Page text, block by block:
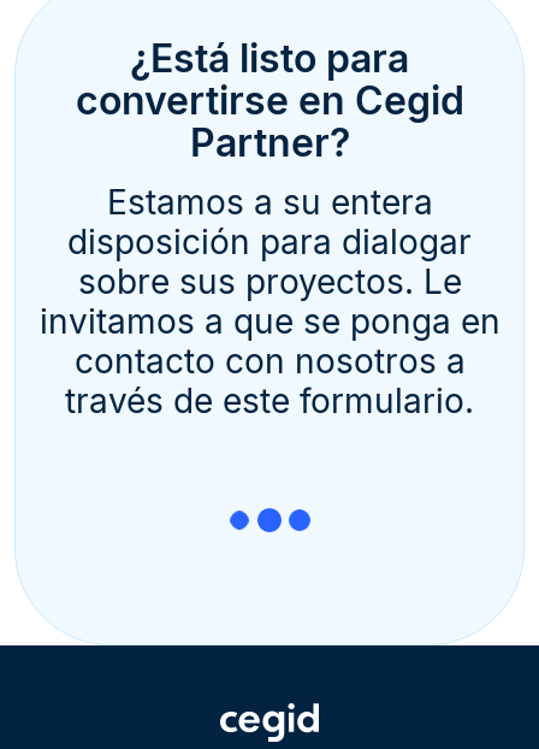
¿Está listo para
convertirse en Cegid
Partner?
Estamos a su entera
disposición para dialogar
sobre sus proyectos. Le
invitamos a que se ponga en
contacto con nosotros a
través de este formulario.